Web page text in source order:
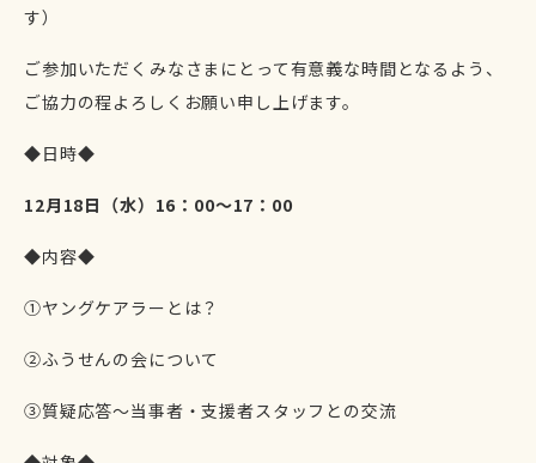
す）
ご参加いただくみなさまにとって有意義な時間となるよう、
ご協力の程よろしくお願い申し上げます。
◆日時◆
12月18日（水）16：00～17 ：00
◆内容◆
①ヤングケアラーとは？
②ふうせんの会について
③質疑応答～当事者・支援者スタッフとの交流